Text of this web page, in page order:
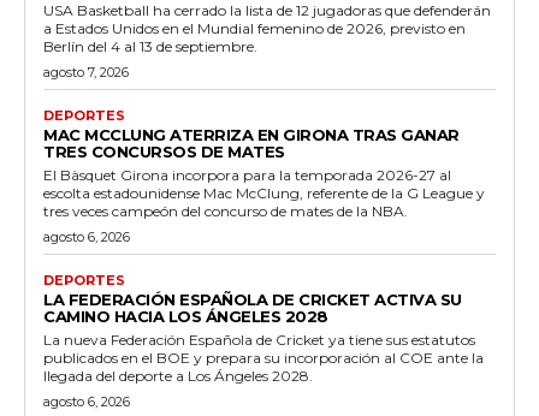
USA Basketball ha cerrado la lista de 12 jugadoras que defenderán
a Estados Unidos en el Mundial femenino de 2026, previsto en
Berlín del 4 al 13 de septiembre.
agosto 7, 2026
DEPORTES
MAC MCCLUNG ATERRIZA EN GIRONA TRAS GANAR
TRES CONCURSOS DE MATES
El Bàsquet Girona incorpora para la temporada 2026-27 al
escolta estadounidense Mac McClung, referente de la G League y
tres veces campeón del concurso de mates de la NBA.
agosto 6, 2026
DEPORTES
LA FEDERACIÓN ESPAÑOLA DE CRICKET ACTIVA SU
CAMINO HACIA LOS ÁNGELES 2028
La nueva Federación Española de Cricket ya tiene sus estatutos
publicados en el BOE y prepara su incorporación al COE ante la
llegada del deporte a Los Ángeles 2028.
agosto 6, 2026